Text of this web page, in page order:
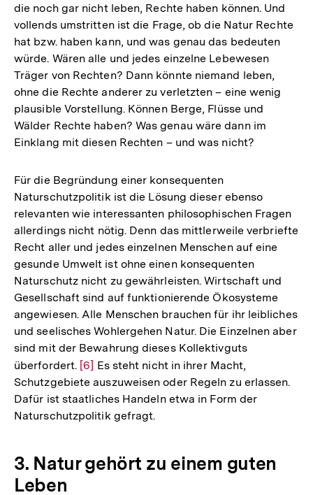
die noch gar nicht leben, Rechte haben können. Und
vollends umstritten ist die Frage, ob die Natur Rechte
hat bzw. haben kann, und was genau das bedeuten
würde. Wären alle und jedes einzelne Lebewesen
Träger von Rechten? Dann könnte niemand leben,
ohne die Rechte anderer zu verletzten – eine wenig
plausible Vorstellung. Können Berge, Flüsse und
Wälder Rechte haben? Was genau wäre dann im
Einklang mit diesen Rechten – und was nicht?
Für die Begründung einer konsequenten
Naturschutzpolitik ist die Lösung dieser ebenso
relevanten wie interessanten philosophischen Fragen
allerdings nicht nötig. Denn das mittlerweile verbriefte
Recht aller und jedes einzelnen Menschen auf eine
gesunde Umwelt ist ohne einen konsequenten
Naturschutz nicht zu gewährleisten. Wirtschaft und
Gesellschaft sind auf funktionierende Ökosysteme
angewiesen. Alle Menschen brauchen für ihr leibliches
und seelisches Wohlergehen Natur. Die Einzelnen aber
sind mit der Bewahrung dieses Kollektivguts
überfordert. Zur
Auflösung
der
Fußnote
[6] Es steht nicht in ihrer Macht,
Schutzgebiete auszuweisen oder Regeln zu erlassen.
Dafür ist staatliches Handeln etwa in Form der
Naturschutzpolitik gefragt.
3. Natur gehört zu einem guten
Leben